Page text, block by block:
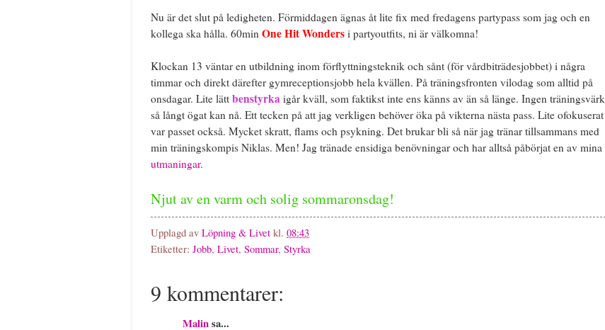
Nu är det slut på ledigheten. Förmiddagen ägnas åt lite fix med fredagens partypass som jag och en
kollega ska hålla. 60min One Hit Wonders i partyoutfits, ni är välkomna!
Klockan 13 väntar en utbildning inom förflyttningsteknik och sånt (för vårdbiträdesjobbet) i några
timmar och direkt därefter gymreceptionsjobb hela kvällen. På träningsfronten vilodag som alltid på
onsdagar. Lite lätt benstyrka igår kväll, som faktikst inte ens känns av än så länge. Ingen träningsvärk
så långt ögat kan nå. Ett tecken på att jag verkligen behöver öka på vikterna nästa pass. Lite ofokuserat
var passet också. Mycket skratt, flams och psykning. Det brukar bli så när jag tränar tillsammans med
min träningskompis Niklas. Men! Jag tränade ensidiga benövningar och har alltså påbörjat en av mina
utmaningar.
Njut av en varm och solig sommaronsdag!
Upplagd av Löpning & Livet kl. 08:43
Etiketter: Jobb, Livet, Sommar, Styrka
9 kommentarer:
Malinsa...